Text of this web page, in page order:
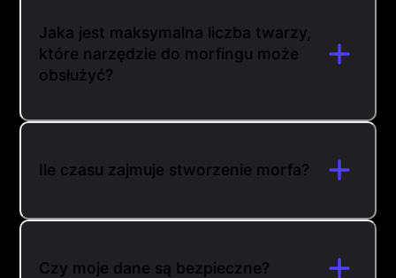
Jaka jest maksymalna liczba twarzy,
które narzędzie do morfingu może
obsłużyć?
Ile czasu zajmuje stworzenie morfa?
Czy moje dane są bezpieczne?